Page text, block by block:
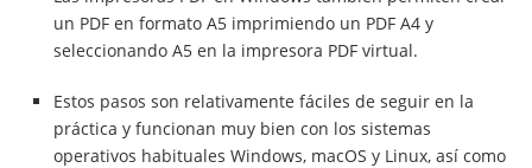
un PDF en formato A5 imprimiendo un PDF A4 y
seleccionando A5 en la impresora PDF virtual.
Estos pasos son relativamente fáciles de seguir en la
práctica y funcionan muy bien con los sistemas
operativos habituales Windows, macOS y Linux, así como